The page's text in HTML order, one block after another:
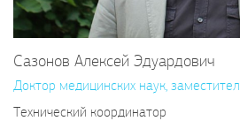
Сазонов Алексей Эдуардович
Доктор медицинских наук,
Технический координатор